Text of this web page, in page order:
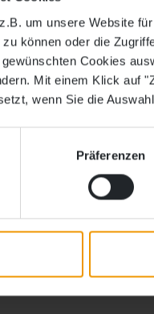
um unsere Website
können oder die
Cookies
Mit einem Klick auf
wenn Sie die
Präferenzen
Größe
uns eineE-Mail
finden wir